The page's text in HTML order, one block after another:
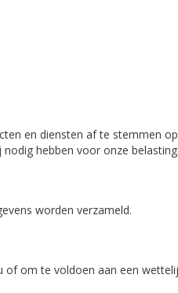
en diensten af te stemmen
hebben voor onze
worden verzameld.
om te voldoen aan een